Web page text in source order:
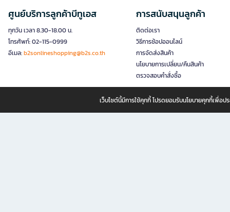
ศูนย์บริการลูกค้าบีทูเอส
ทุกวัน เวลา 8.30-18.00 น.
โทรศัพท์: 02-115-0999
อีเมล:b2sonlineshopping@b2s.co.th
การสนับสนุนลูกค้า
ติดต่อเรา
วิธีการช้อปออนไลน์
การจัดส่งสินค้า
นโยบายการเปลี่ยน/คืนสินค้า
ตรวจสอบคำสั่งซื้อ
เว็บไซต์นี้มีการใช้คุกกี้ โปรดยอมรับนโยบายคุกกี้เพื่อ